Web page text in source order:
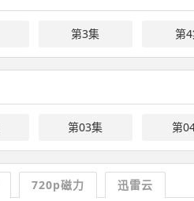
第3集 第
第03集 第
720p磁力 迅雷云